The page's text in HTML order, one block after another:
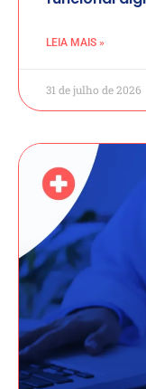
LEIA MAIS »
31 de julho de 2026